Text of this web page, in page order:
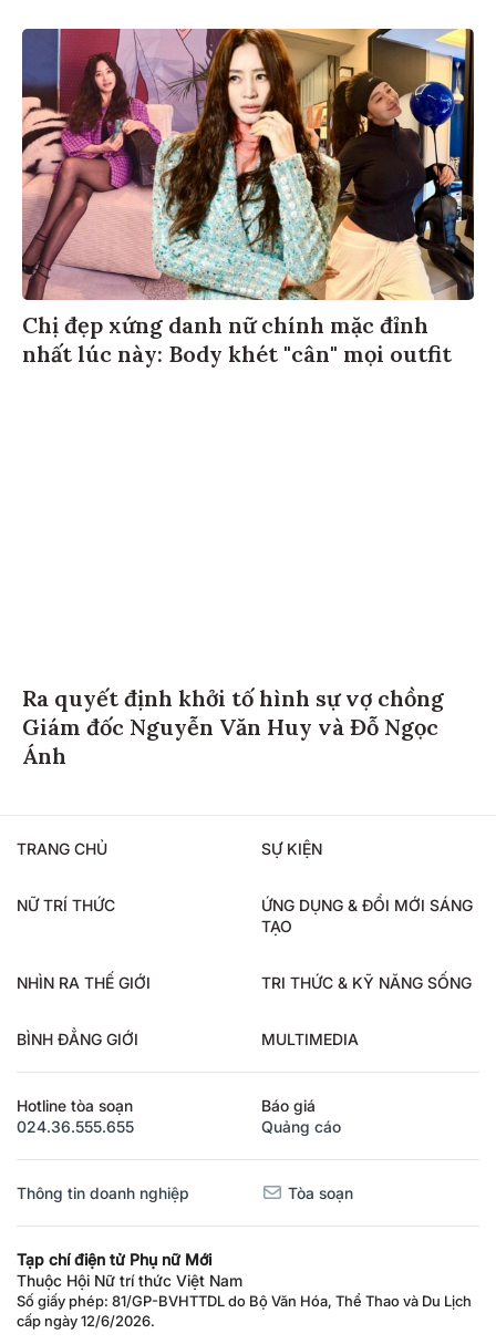
Chị đẹp xứng danh nữ chính mặc đỉnh
nhất lúc này: Body khét "cân" mọi outfit
Ra quyết định khởi tố hình sự vợ chồng
Giám đốc Nguyễn Văn Huy và Đỗ Ngọc
Ánh
TRANG CHỦ SỰ KIỆN
NỮ TRÍ THỨC
ỨNG DỤNG & ĐỔI MỚI SÁNG
TẠO
NHÌN RA THẾ GIỚI TRI THỨC & KỸ NĂNG SỐNG
BÌNH ĐẲNG GIỚI MULTIMEDIA
Hotline tòa soạn
024.36.555.655
Báo giá
Quảng cáo
Thông tin doanh nghiệp Tòa soạn
Tạp chí điện tử Phụ nữ Mới
Thuộc Hội Nữ trí thức Việt Nam
Số giấy phép: 81/GP-BVHTTDL do Bộ Văn Hóa, Thể Thao và Du Lịch
cấp ngày 12/6/2026.